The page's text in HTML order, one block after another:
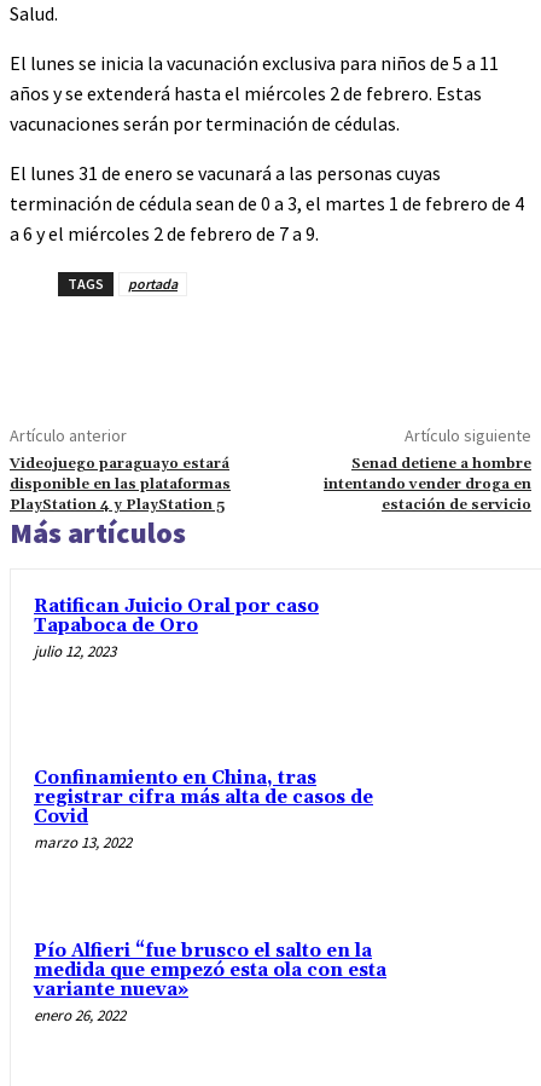
Salud.
El lunes se inicia la vacunación exclusiva para niños de 5 a 11
años y se extenderá hasta el miércoles 2 de febrero. Estas
vacunaciones serán por terminación de cédulas.
El lunes 31 de enero se vacunará a las personas cuyas
terminación de cédula sean de 0 a 3, el martes 1 de febrero de 4
a 6 y el miércoles 2 de febrero de 7 a 9.
TAGS portada
Artículo anterior
Videojuego paraguayo estará
disponible en las plataformas
PlayStation 4 y PlayStation 5
Artículo siguiente
Senad detiene a hombre
intentando vender droga en
estación de servicio
Más artículos
Ratifican Juicio Oral por caso
Tapaboca de Oro
julio 12, 2023
Confinamiento en China, tras
registrar cifra más alta de casos de
Covid
marzo 13, 2022
Pío Alfieri “fue brusco el salto en la
medida que empezó esta ola con esta
variante nueva»
enero 26, 2022